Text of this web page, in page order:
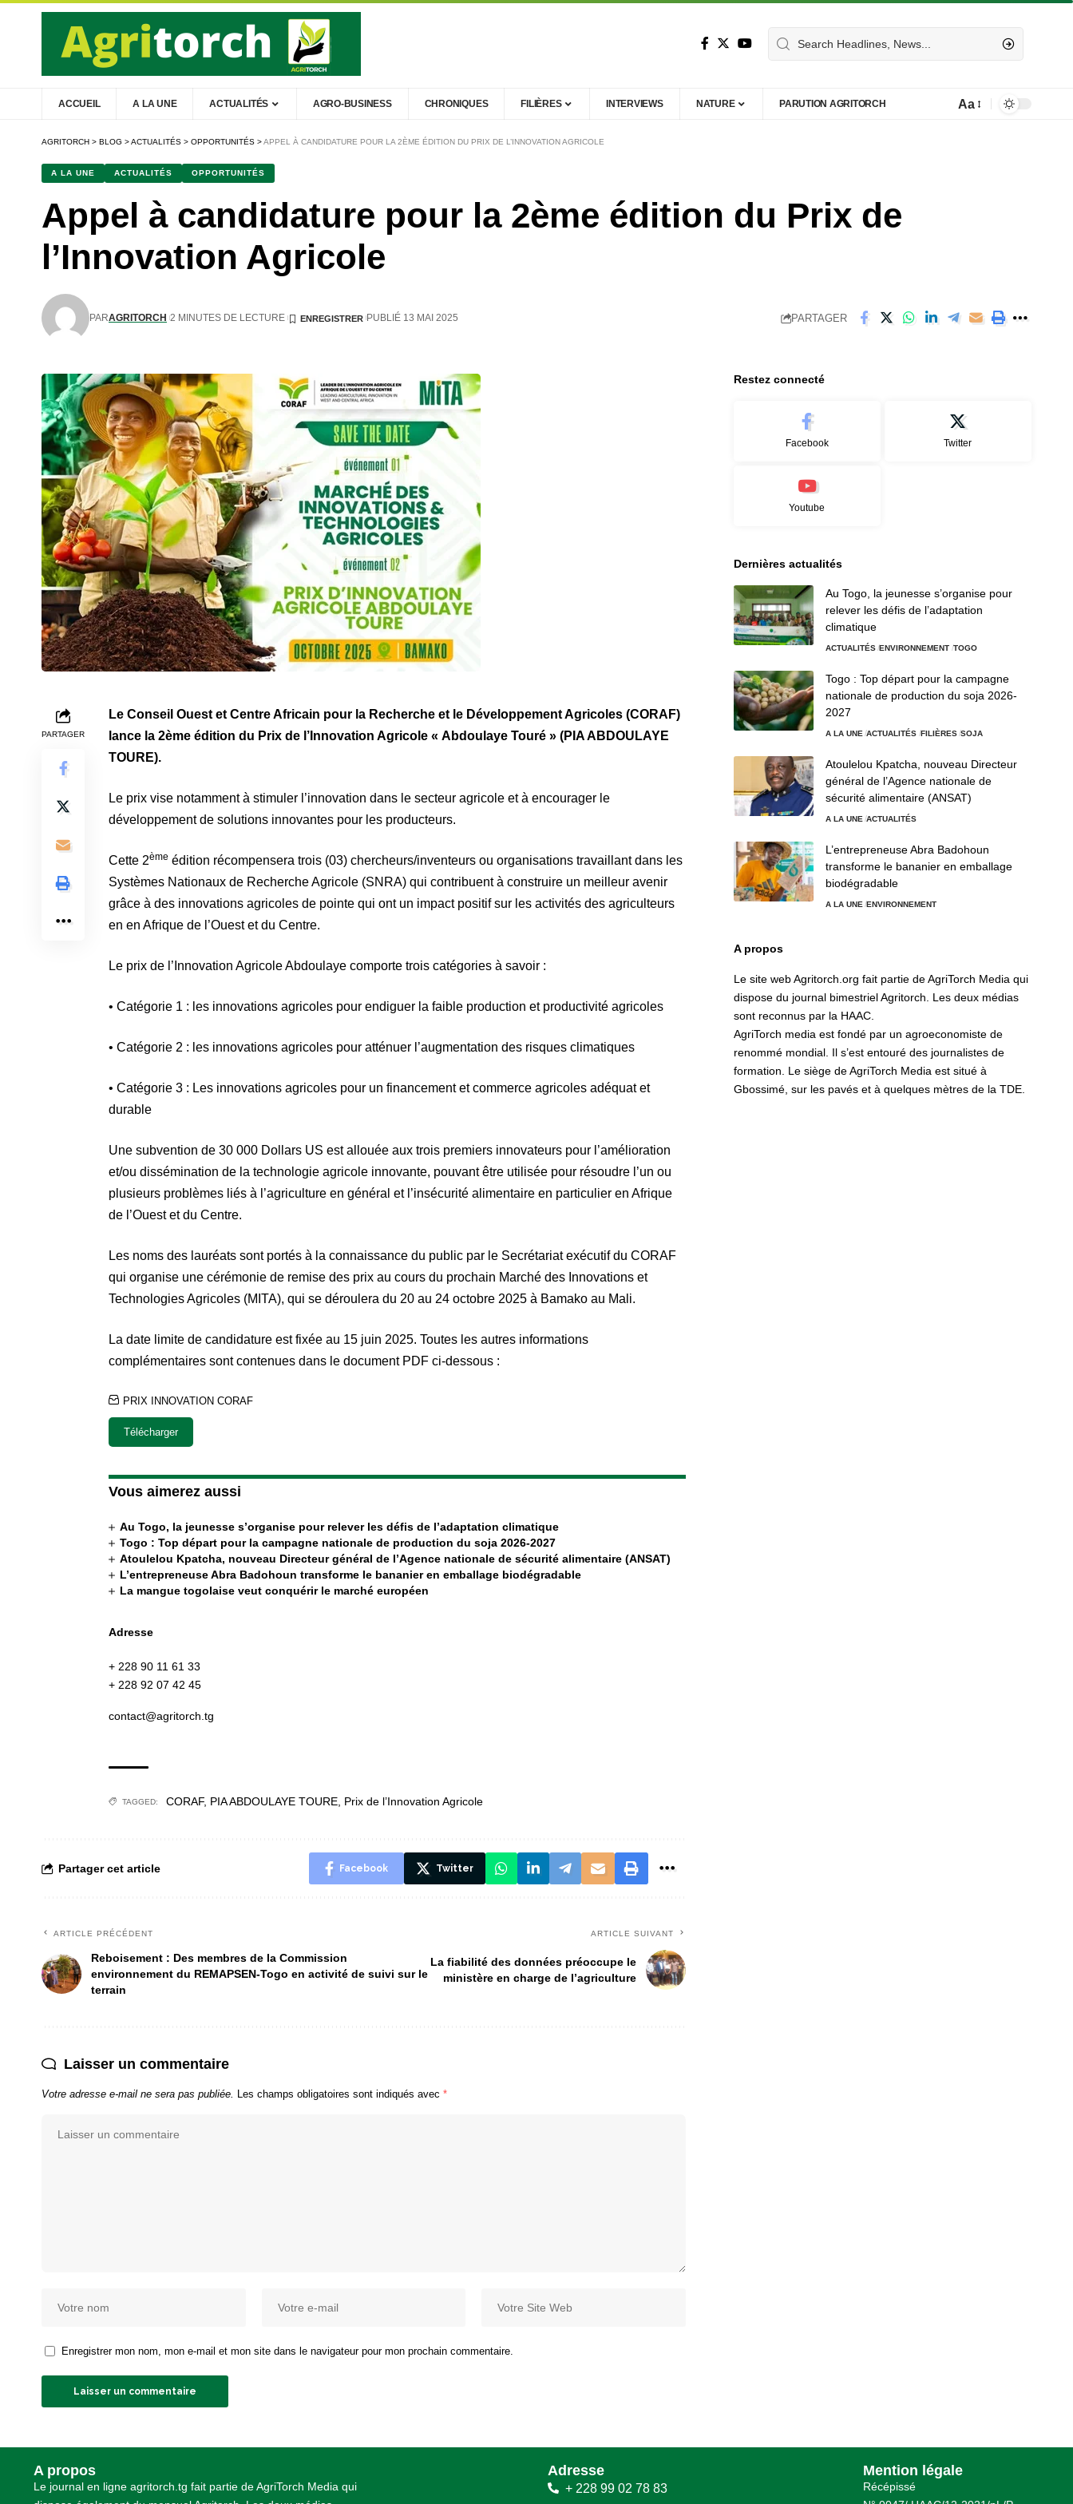
ACCUEIL A LA UNE ACTUALITÉS AGRO-BUSINESS CHRONIQUES FILIÈRES INTERVIEWS NATURE PARUTION AGRITORCH Aa
AGRITORCH > BLOG >ACTUALITÉS > OPPORTUNITÉS >APPEL À CANDIDATURE POUR LA 2ÈME ÉDITION DU PRIX DE L’INNOVATION AGRICOLE
A LA UNE ACTUALITÉS OPPORTUNITÉS
Appel à candidature pour la 2ème édition du Prix de
l’Innovation Agricole
PARAGRITORCH 2 MINUTES DE LECTURE PUBLIÉ 13 MAI 2025 PARTAGER
PARTAGER
Le Conseil Ouest et Centre Africain pour la Recherche et le Développement Agricoles (CORAF)
lance la 2ème édition du Prix de l’Innovation Agricole « Abdoulaye Touré » (PIA ABDOULAYE
TOURE).
Le prix vise notamment à stimuler l’innovation dans le secteur agricole et à encourager le
développement de solutions innovantes pour les producteurs.
Cette 2ème édition récompensera trois (03) chercheurs/inventeurs ou organisations travaillant dans les
Systèmes Nationaux de Recherche Agricole (SNRA) qui contribuent à construire un meilleur avenir
grâce à des innovations agricoles de pointe qui ont un impact positif sur les activités des agriculteurs
en en Afrique de l’Ouest et du Centre.
Le prix de l’Innovation Agricole Abdoulaye comporte trois catégories à savoir :
• Catégorie 1 : les innovations agricoles pour endiguer la faible production et productivité agricoles
• Catégorie 2 : les innovations agricoles pour atténuer l’augmentation des risques climatiques
• Catégorie 3 : Les innovations agricoles pour un financement et commerce agricoles adéquat et
durable
Une subvention de 30 000 Dollars US est allouée aux trois premiers innovateurs pour l’amélioration
et/ou dissémination de la technologie agricole innovante, pouvant être utilisée pour résoudre l’un ou
plusieurs problèmes liés à l’agriculture en général et l’insécurité alimentaire en particulier en Afrique
de l’Ouest et du Centre.
Les noms des lauréats sont portés à la connaissance du public par le Secrétariat exécutif du CORAF
qui organise une cérémonie de remise des prix au cours du prochain Marché des Innovations et
Technologies Agricoles (MITA), qui se déroulera du 20 au 24 octobre 2025 à Bamako au Mali.
La date limite de candidature est fixée au 15 juin 2025. Toutes les autres informations
complémentaires sont contenues dans le document PDF ci-dessous :
PRIX INNOVATION CORAF
Télécharger
Vous aimerez aussi
Au Togo, la jeunesse s’organise pour relever les défis de l’adaptation climatique
Togo : Top départ pour la campagne nationale de production du soja 2026-2027
Atoulelou Kpatcha, nouveau Directeur général de l’Agence nationale de sécurité alimentaire (ANSAT)
L’entrepreneuse Abra Badohoun transforme le bananier en emballage biodégradable
La mangue togolaise veut conquérir le marché européen
Adresse
+ 228 90 11 61 33
+ 228 92 07 42 45
contact@agritorch.tg
TAGGED: CORAF, PIA ABDOULAYE TOURE Prix de l’Innovation Agricole
Partager cet article Facebook Twitter
ARTICLE PRÉCÉDENT
Reboisement : Des membres de la Commission
environnement du REMAPSEN-Togo en activité de suivi sur le
terrain
ARTICLE SUIVANT
La fiabilité des données préoccupe le
ministère en charge de l’agriculture
Laisser un commentaire
Votre adresse e-mail ne sera pas publiée. Les champs obligatoires sont indiqués avec *
Enregistrer mon nom, mon e-mail et mon site dans le navigateur pour mon prochain commentaire.
Restez connecté
Facebook Twitter
Youtube
Dernières actualités
Au Togo, la jeunesse s’organise pour
relever les défis de l’adaptation
climatique
ACTUALITÉS ENVIRONNEMENT TOGO
Togo : Top départ pour la campagne
nationale de production du soja 2026-
2027
A LA UNE ACTUALITÉS FILIÈRES SOJA
Atoulelou Kpatcha, nouveau Directeur
général de l’Agence nationale de
sécurité alimentaire (ANSAT)
A LA UNE ACTUALITÉS
L’entrepreneuse Abra Badohoun
transforme le bananier en emballage
biodégradable
A LA UNE ENVIRONNEMENT
A propos
Le site web Agritorch.org fait partie de AgriTorch Media qui
dispose du journal bimestriel Agritorch. Les deux médias
sont reconnus par la HAAC.
AgriTorch media est fondé par un agroeconomiste de
renommé mondial. Il s’est entouré des journalistes de
formation. Le siège de AgriTorch Media est situé à
Gbossimé, sur les pavés et à quelques mètres de la TDE.
A propos
Le journal en ligne agritorch.tg fait partie de AgriTorch Media qui
Adresse
+ 228 99 02 78 83
Mention légale
Récépissé